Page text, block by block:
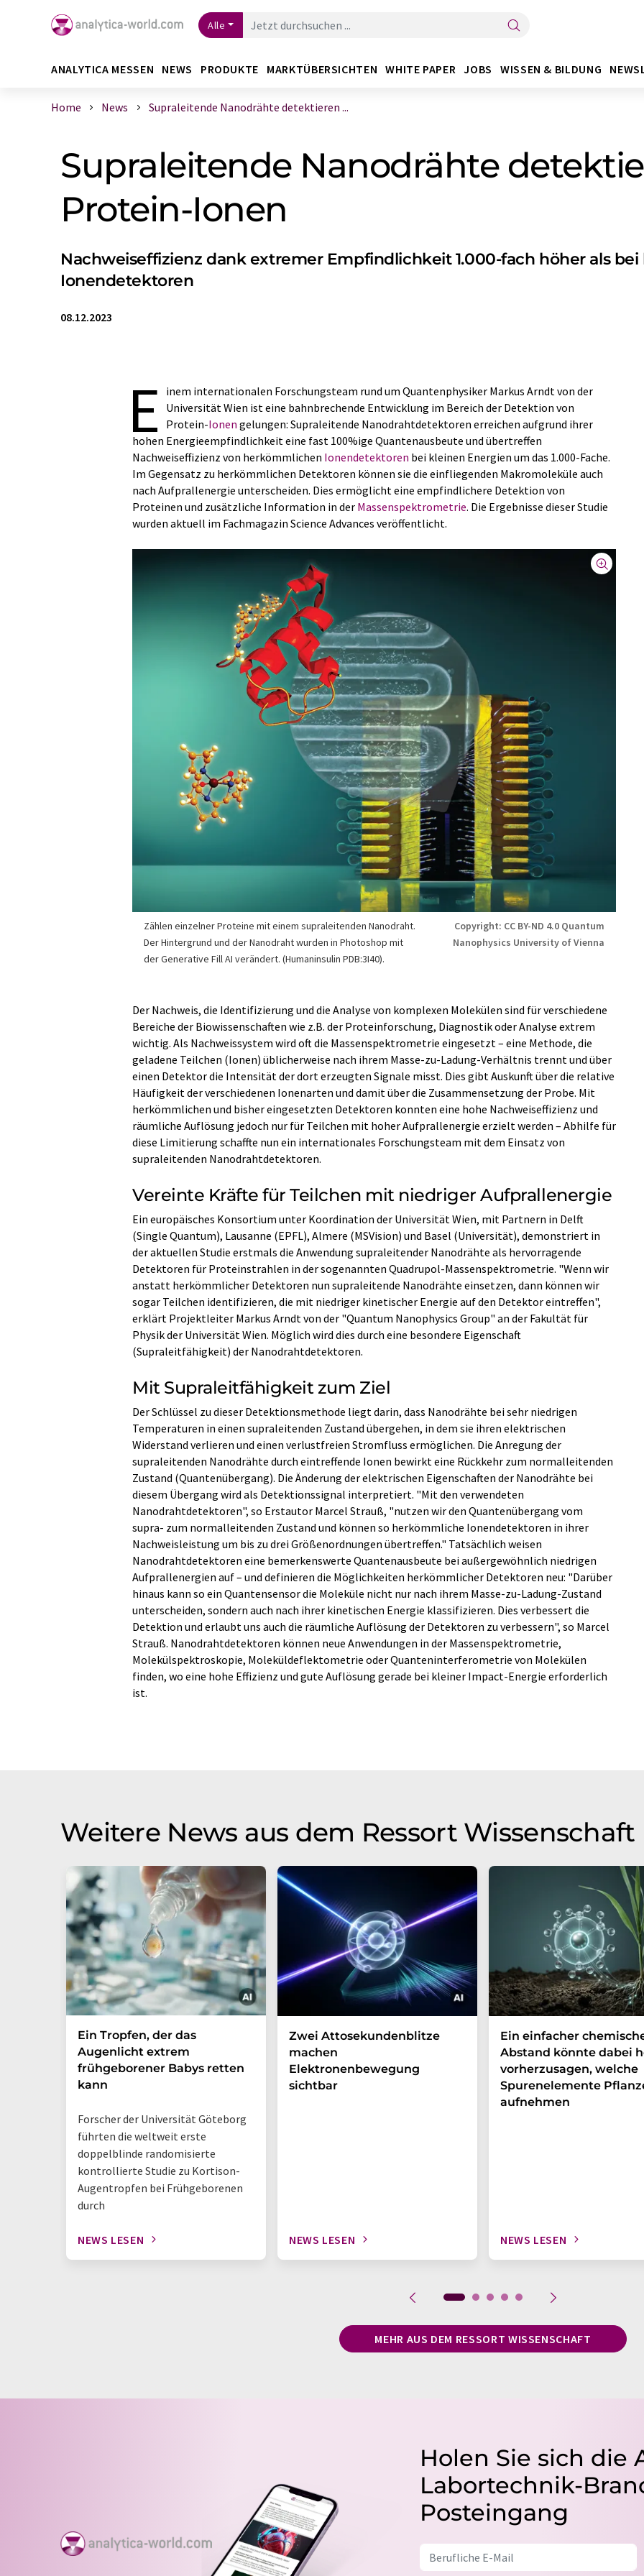
Alle
ANALYTICA MESSEN NEWS PRODUKTE MARKTÜBERSICHTEN WHITE PAPER JOBS WISSEN & BILDUNG
Home News Supraleitende Nanodrähte detektieren ...
Supraleitende Nanodrähte
Protein-Ionen
Nachweiseffizienz dank extremer Empfindlichkeit 1.000-fach höher als
Ionendetektoren
08.12.2023
E
inem internationalen Forschungsteam rund um Quantenphysiker Markus Arndt von der
Universität Wien ist eine bahnbrechende Entwicklung im Bereich der Detektion von
Protein-Ionen gelungen: Supraleitende Nanodrahtdetektoren erreichen aufgrund ihrer
hohen Energieempfindlichkeit eine fast 100%ige Quantenausbeute und übertreffen
Nachweiseffizienz von herkömmlichen Ionendetektoren bei kleinen Energien um das 1.000-Fache.
Im Gegensatz zu herkömmlichen Detektoren können sie die einfliegenden Makromoleküle auch
nach Aufprallenergie unterscheiden. Dies ermöglicht eine empfindlichere Detektion von
Proteinen und zusätzliche Information in der Massenspektrometrie. Die Ergebnisse dieser Studie
wurden aktuell im Fachmagazin Science Advances veröffentlicht.
Zählen einzelner Proteine mit einem supraleitenden Nanodraht.
Der Hintergrund und der Nanodraht wurden in Photoshop mit
der Generative Fill AI verändert. (Humaninsulin PDB:3I40).
Copyright: CC BY-ND 4.0 Quantum
Nanophysics University of Vienna
Der Nachweis, die Identifizierung und die Analyse von komplexen Molekülen sind für verschiedene
Bereiche der Biowissenschaften wie z.B. der Proteinforschung, Diagnostik oder Analyse extrem
wichtig. Als Nachweissystem wird oft die Massenspektrometrie eingesetzt – eine Methode, die
geladene Teilchen (Ionen) üblicherweise nach ihrem Masse-zu-Ladung-Verhältnis trennt und über
einen Detektor die Intensität der dort erzeugten Signale misst. Dies gibt Auskunft über die relative
Häufigkeit der verschiedenen Ionenarten und damit über die Zusammensetzung der Probe. Mit
herkömmlichen und bisher eingesetzten Detektoren konnten eine hohe Nachweiseffizienz und
räumliche Auflösung jedoch nur für Teilchen mit hoher Aufprallenergie erzielt werden – Abhilfe für
diese Limitierung schaffte nun ein internationales Forschungsteam mit dem Einsatz von
supraleitenden Nanodrahtdetektoren.
Vereinte Kräfte für Teilchen mit niedriger Aufprallenergie
Ein europäisches Konsortium unter Koordination der Universität Wien, mit Partnern in Delft
(Single Quantum), Lausanne (EPFL), Almere (MSVision) und Basel (Universität), demonstriert in
der aktuellen Studie erstmals die Anwendung supraleitender Nanodrähte als hervorragende
Detektoren für Proteinstrahlen in der sogenannten Quadrupol-Massenspektrometrie. "Wenn wir
anstatt herkömmlicher Detektoren nun supraleitende Nanodrähte einsetzen, dann können wir
sogar Teilchen identifizieren, die mit niedriger kinetischer Energie auf den Detektor eintreffen",
erklärt Projektleiter Markus Arndt von der "Quantum Nanophysics Group" an der Fakultät für
Physik der Universität Wien. Möglich wird dies durch eine besondere Eigenschaft
(Supraleitfähigkeit) der Nanodrahtdetektoren.
Mit Supraleitfähigkeit zum Ziel
Der Schlüssel zu dieser Detektionsmethode liegt darin, dass Nanodrähte bei sehr niedrigen
Temperaturen in einen supraleitenden Zustand übergehen, in dem sie ihren elektrischen
Widerstand verlieren und einen verlustfreien Stromfluss ermöglichen. Die Anregung der
supraleitenden Nanodrähte durch eintreffende Ionen bewirkt eine Rückkehr zum normalleitenden
Zustand (Quantenübergang). Die Änderung der elektrischen Eigenschaften der Nanodrähte bei
diesem Übergang wird als Detektionssignal interpretiert. "Mit den verwendeten
Nanodrahtdetektoren", so Erstautor Marcel Strauß, "nutzen wir den Quantenübergang vom
supra- zum normalleitenden Zustand und können so herkömmliche Ionendetektoren in ihrer
Nachweisleistung um bis zu drei Größenordnungen übertreffen." Tatsächlich weisen
Nanodrahtdetektoren eine bemerkenswerte Quantenausbeute bei außergewöhnlich niedrigen
Aufprallenergien auf – und definieren die Möglichkeiten herkömmlicher Detektoren neu: "Darüber
hinaus kann so ein Quantensensor die Moleküle nicht nur nach ihrem Masse-zu-Ladung-Zustand
unterscheiden, sondern auch nach ihrer kinetischen Energie klassifizieren. Dies verbessert die
Detektion und erlaubt uns auch die räumliche Auflösung der Detektoren zu verbessern", so Marcel
Strauß. Nanodrahtdetektoren können neue Anwendungen in der Massenspektrometrie,
Molekülspektroskopie, Moleküldeflektometrie oder Quanteninterferometrie von Molekülen
finden, wo eine hohe Effizienz und gute Auflösung gerade bei kleiner Impact-Energie erforderlich
ist.
Weitere News aus dem Ressort Wissenschaft
Ein Tropfen, der das
Augenlicht extrem
frühgeborener Babys retten
kann
Forscher der Universität Göteborg
führten die weltweit erste
doppelblinde randomisierte
kontrollierte Studie zu Kortison-
Augentropfen bei Frühgeborenen
durch
NEWS LESEN
Zwei Attosekundenblitze
machen
Elektronenbewegung
sichtbar
NEWS LESEN
Ein einfacher
Abstand könnte dabei
vorherzusagen, welche
Spurenelemente
aufnehmen
NEWS LESEN
MEHR AUS DEM RESSORT WISSENSCHAFT
Holen Sie sich die
Labortechnik-
Posteingang